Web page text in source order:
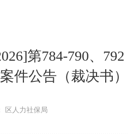
第784-790、792
件公告（裁决书）
区人力社保局